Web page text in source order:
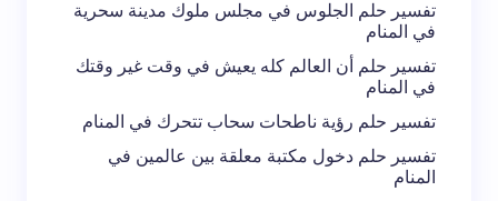
تفسير حلم الجلوس في مجلس ملوك مدينة سحرية
في المنام
تفسير حلم أن العالم كله يعيش في وقت غير وقتك
في المنام
تفسير حلم رؤية ناطحات سحاب تتحرك في المنام
تفسير حلم دخول مكتبة معلقة بين عالمين في
المنام